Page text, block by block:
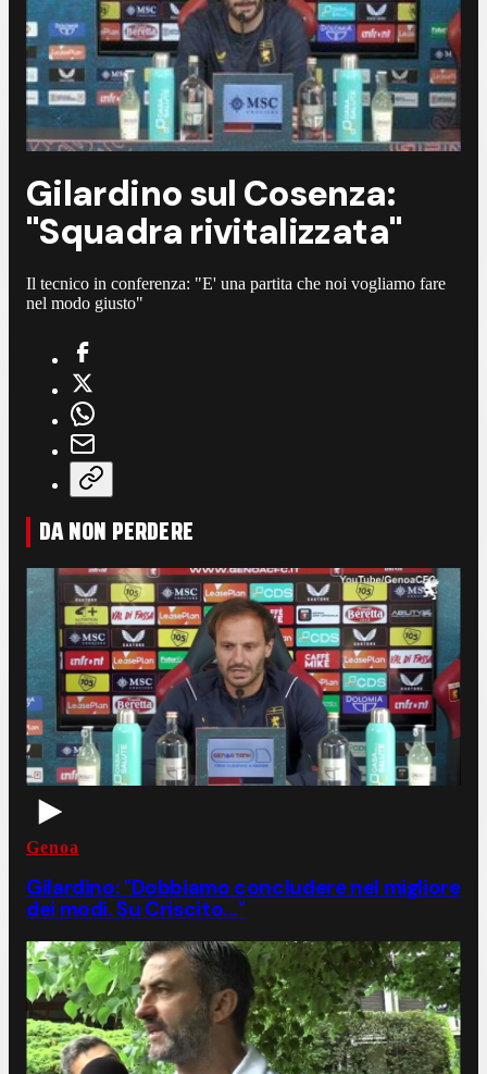
Gilardino sul Cosenza:
"Squadra rivitalizzata"
Il tecnico in conferenza: "E' una partita che noi vogliamo fare
nel modo giusto"
DA NON PERDERE
Genoa
Gilardino: "Dobbiamo concludere nel migliore
dei modi. Su Criscito..."